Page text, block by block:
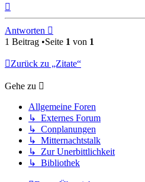
Antworten
1 Beitrag •Seite 1 von 1
Zurück zu „Zitate“
Gehe zu
Allgemeine Foren
↳ Externes Forum
↳ Conplanungen
↳ Mitternachtstalk
↳ Zur Unerbittlichkeit
↳ Bibliothek